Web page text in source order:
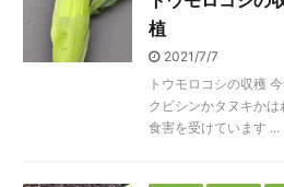
植
2021/7/7
トウモロコシの収穫
クビシンかタヌキか
食害を受けています ...